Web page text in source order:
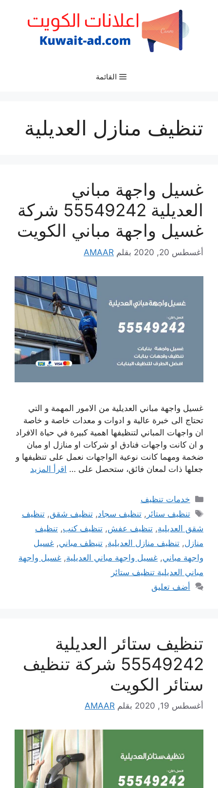
القائمة
تنظيف منازل العديلية
غسيل واجهة مباني
العديلية 55549242 شركة
غسيل واجهة مباني الكويت
أغسطس 20, 2020 بقلم AMAAR
غسيل واجهة مباني العديلية من الامور المهمة و التي
تحتاج الى خبرة عالية و ادوات و معدات خاصة و خاصة
ان واجهات المباني لتنظيفها اهمية كبيرة في حياة الافراد
و ان كانت واجهات فنادق او شركات او منازل او مبان
ضخمة ومهما كانت نوعية الواجهات نعمل على تنظيفها و
جعلها ذات لمعان فائق، ستحصل على … اقرأ المزيد
التصنيفات
خدمات تنظيف
الوسوم
تنظيف ستائر ,تنظيف سجاد,تنظيف شقق,تنظيف
شقق العديلية, تنظيف عفش, تنظيف كنب, تنظيف
منازل, تنظيف منازل العديلية, تنيظف مباني, غسيل
واجهة مباني, غسيل واجهة مباني العديلية, غسيل واجهة
مباني العديلية تنظيف ستائر
أضف تعليق
تنظيف ستائر العديلية
55549242 شركة تنظيف
ستائر الكويت
أغسطس 19, 2020 بقلم AMAAR